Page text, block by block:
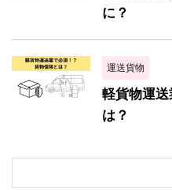
に？
運送貨物
軽貨物運
は？